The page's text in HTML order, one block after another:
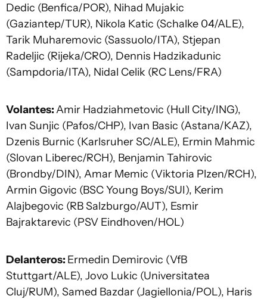
Dedic (Benfica/POR), Nihad Mujakic
(Gaziantep/TUR), Nikola Katic (Schalke 04/ALE),
Tarik Muharemovic (Sassuolo/ITA), Stjepan
Radeljic (Rijeka/CRO), Dennis Hadzikadunic
(Sampdoria/ITA), Nidal Celik (RC Lens/FRA)
Volantes:Amir Hadziahmetovic (Hull City/ING),
Ivan Sunjic (Pafos/CHP), Ivan Basic (Astana/KAZ),
Dzenis Burnic (Karlsruher SC/ALE), Ermin Mahmic
(Slovan Liberec/RCH), Benjamin Tahirovic
(Brondby/DIN), Amar Memic (Viktoria Plzen/RCH),
Armin Gigovic (BSC Young Boys/SUI), Kerim
Alajbegovic (RB Salzburgo/AUT), Esmir
Bajraktarevic (PSV Eindhoven/HOL)
Delanteros: Ermedin Demirovic (VfB
Stuttgart/ALE), Jovo Lukic (Universitatea
Cluj/RUM), Samed Bazdar (Jagiellonia/POL), Haris